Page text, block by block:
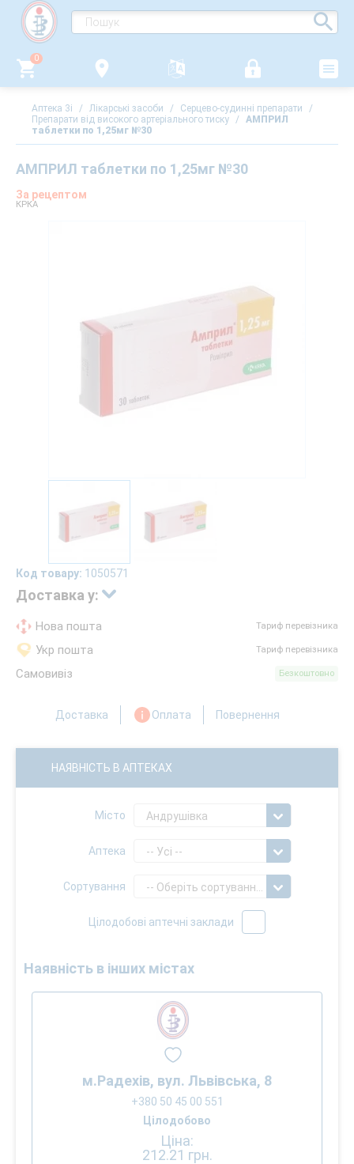
0
Аптека 3i / Лікарські засоби / Серцево-судинні препарати
/
Препарати від високого артеріального тиску / АМПРИЛ
таблетки по 1,25мг №30
АМПРИЛ таблетки по 1,25мг №30
За рецептом
КРКА
Код товару: 1050571
Доставка у:
Нова пошта Тариф перевізника
Укр пошта Тариф перевізника
Самовивіз Безкоштовно
Доставка Оплата Повернення
НАЯВНІСТЬ В АПТЕКАХ
Місто Андрушівка
Аптека -- Усі --
Сортування
Цілодобові аптечні заклади
Наявність в інших містах
м.Радехів, вул. Львівська, 8
+380 50 45 00 551
Цілодобово
Ціна:
212.21 грн.